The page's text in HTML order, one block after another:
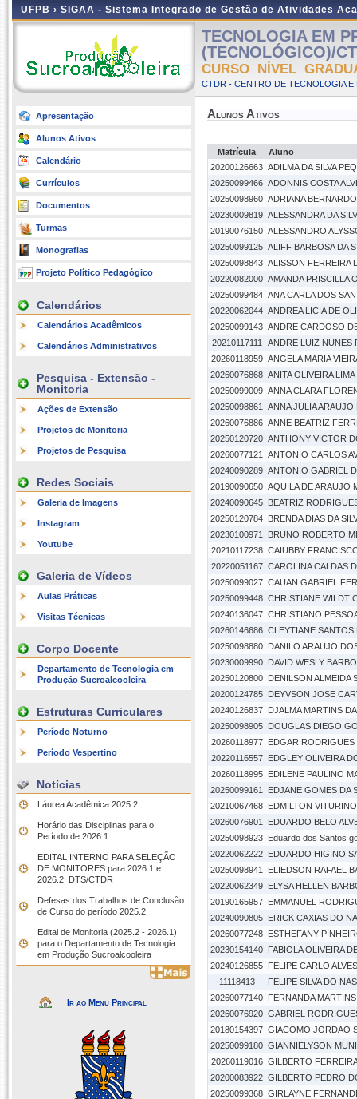
UFPB › SIGAA - Sistema Integrado de Gestão de Atividades
Apresentação
Alunos Ativos
Calendário
Currículos
Documentos
Turmas
Monografias
Projeto Político Pedagógico
Calendários
Calendários Acadêmicos
Calendários Administrativos
Pesquisa - Extensão -
Monitoria
Ações de Extensão
Projetos de Monitoria
Projetos de Pesquisa
Redes Sociais
Galeria de Imagens
Instagram
Youtube
Galeria de Vídeos
Aulas Práticas
Visitas Técnicas
Corpo Docente
Departamento de Tecnologia em
Produção Sucroalcooleira
Estruturas Curriculares
Período Noturno
Período Vespertino
Notícias
Láurea Acadêmica 2025.2
Horário das Disciplinas para o
Período de 2026.1
EDITAL INTERNO PARA SELEÇÃO
DE MONITORES para 2026.1 e
2026.2  DTS/CTDR
Defesas dos Trabalhos de Conclusão
de Curso do período 2025.2
Edital de Monitoria (2025.2 - 2026.1)
para o Departamento de Tecnologia
em Produção Sucroalcooleira
Ir ao Menu Principal
TECNOLOGIA EM
(TECNOLÓGICO)/
CURSO NÍVEL
CTDR - CENTRO DE TECNOLOGIA
Alunos Ativos
Matrícula
Aluno
20200126663 ADILMA DA SILVA
20250099466 ADONNIS COSTA
20250098960 ADRIANA
20230009819 ALESSANDRA DA
20190076150 ALESSANDRO
20250099125 ALIFF BARBOSA DA
20250098843 ALISSON FERREIRA
20220082000 AMANDA PRISCILLA
20250099484 ANA CARLA DOS
20220062044 ANDREA LICIA DE
20250099143 ANDRE CARDOSO
20210117111
ANDRE LUIZ NUNES
20260118959 ANGELA MARIA
20260076868 ANITA OLIVEIRA LIMA
20250099009 ANNA CLARA
20250098861
ANNA JULIA ARAUJO
20260076886 ANNE BEATRIZ
20250120720 ANTHONY VICTOR
20260077121
ANTONIO CARLOS
20240090289 ANTONIO GABRIEL
20190090650 AQUILA DE ARAUJO
20240090645 BEATRIZ
20250120784 BRENDA DIAS DA
20230100971
BRUNO ROBERTO
20210117238 CAIUBBY
20220051167 CAROLINA CALDAS
20250099027 CAUAN GABRIEL
20250099448 CHRISTIANE WILDT
20240136047 CHRISTIANO
20260146686 CLEYTIANE SANTOS
20250098880 DANILO ARAUJO
20230009990 DAVID WESLY
20250120800 DENILSON ALMEIDA
20200124785 DEYVSON JOSE
20240126837 DJALMA MARTINS
20250098905 DOUGLAS DIEGO
20260118977
EDGAR RODRIGUES
20220116557
EDGLEY OLIVEIRA
20260118995
EDILENE PAULINO
20250099161
EDJANE GOMES DA
20210067468 EDMILTON
20260076901
EDUARDO BELO
20250098923 Eduardo dos Santos
20220062222 EDUARDO HIGINO
20250098941
ELIEDSON RAFAEL
20220062349 ELYSA HELLEN
20190165957 EMMANUEL
20240090805 ERICK CAXIAS DO
20260077248 ESTHEFANY
20230154140 FABIOLA OLIVEIRA
20240126855 FELIPE CARLO
11118413
FELIPE SILVA DO
20260077140 FERNANDA
20260076920 GABRIEL
20180154397 GIACOMO JORDAO
20250099180 GIANNIELYSON
20260119016 GILBERTO
20200083922 GILBERTO PEDRO
20250099368 GIRLAYNE